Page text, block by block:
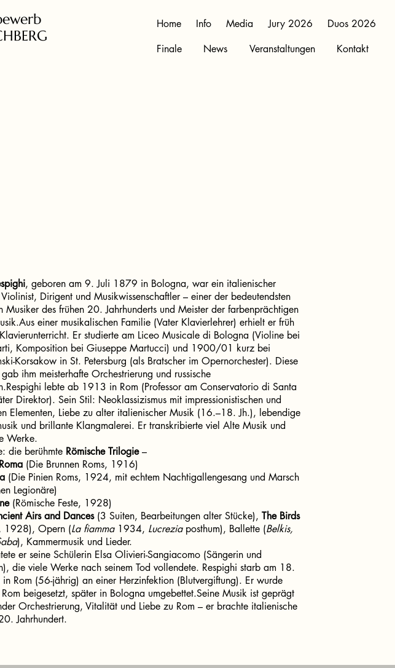
Home Info Media Jury 2026
Duos 2026
Finale
News Veranstaltungen Kontakt
, geboren am 9. Juli 1879 in Bologna, war ein italienischer
Dirigent und Musikwissenschaftler – einer der bedeutendsten
Musiker des frühen 20. Jahrhunderts und Meister der farbenprächtigen
einer musikalischen Familie (Vater Klavierlehrer) erhielt er früh
Er studierte am Liceo Musicale di Bologna (Violine bei
Komposition bei Giuseppe Martucci) und 1900/01 kurz bei
Korsakow in St. Petersburg (als Bratscher im Opernorchester). Diese
ihm meisterhafte Orchestrierung und russische
lebte ab 1913 in Rom (Professor am Conservatorio di Santa
Direktor). Sein Stil: Neoklassizismus mit impressionistischen und
Elementen, Liebe zu alter italienischer Musik (16.–18. Jh.), lebendige
und brillante Klangmalerei. Er transkribierte viel Alte Musik und
Werke.
die berühmte Römische Trilogie–
(Die Brunnen Roms, 1916)
(Die Pinien Roms, 1924, mit echtem Nachtigallengesang und Marsch
Legionäre)
(Römische Feste, 1928)
Airs and Dances(3 Suiten, Bearbeitungen alter Stücke), The Birds
1928), Opern (La fiamma1934, Lucreziaposthum), Ballette (Belkis,
), Kammermusik und Lieder.
er seine Schülerin Elsa Olivieri-Sangiacomo (Sängerin und
die viele Werke nach seinem Tod vollendete. Respighi starb am 18.
Rom (56-jährig) an einer Herzinfektion (Blutvergiftung). Er wurde
beigesetzt, später in Bologna umgebettet.Seine Musik ist geprägt
Orchestrierung, Vitalität und Liebe zu Rom – er brachte italienische
Jahrhundert.